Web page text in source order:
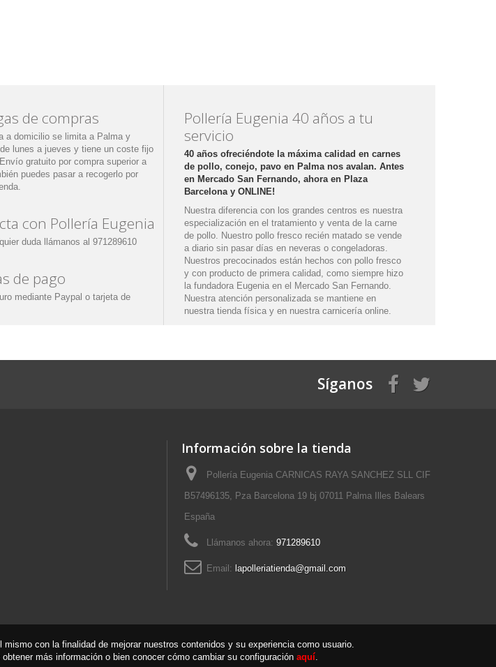
con la finalidad de mejorar nuestros contenidos y su experiencia como usuario.
más información o bien conocer cómo cambiar su configuración aquí.
de compras
a domicilio se limita a Palma y
lunes a jueves y tiene un coste fijo
gratuito por compra superior a
puedes pasar a recogerlo por
con Pollería Eugenia
duda llámanos al 971289610
de pago
mediante Paypal o tarjeta de
Pollería Eugenia 40 años a tu
servicio
40 años ofreciéndote la máxima calidad en carnes
de pollo, conejo, pavo en Palma nos avalan. Antes
en Mercado San Fernando, ahora en Plaza
Barcelona y ONLINE!
Nuestra diferencia con los grandes centros es nuestra
especialización en el tratamiento y venta de la carne
de pollo. Nuestro pollo fresco recién matado se vende
a diario sin pasar días en neveras o congeladoras.
Nuestros precocinados están hechos con pollo fresco
y con producto de primera calidad, como siempre hizo
la fundadora Eugenia en el Mercado San Fernando.
Nuestra atención personalizada se mantiene en
nuestra tienda física y en nuestra carnicería online.
Síganos
Información sobre la tienda
Pollería Eugenia CARNICAS RAYA SANCHEZ SLL CIF
B57496135, Pza Barcelona 19 bj 07011 Palma Illes Balears
España
Llámanos ahora: 971289610
Email: lapolleriatienda@gmail.com